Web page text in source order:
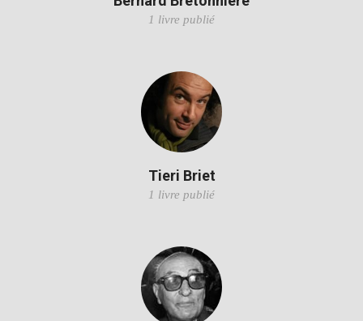
1 livre publié
Tieri Briet
1 livre publié